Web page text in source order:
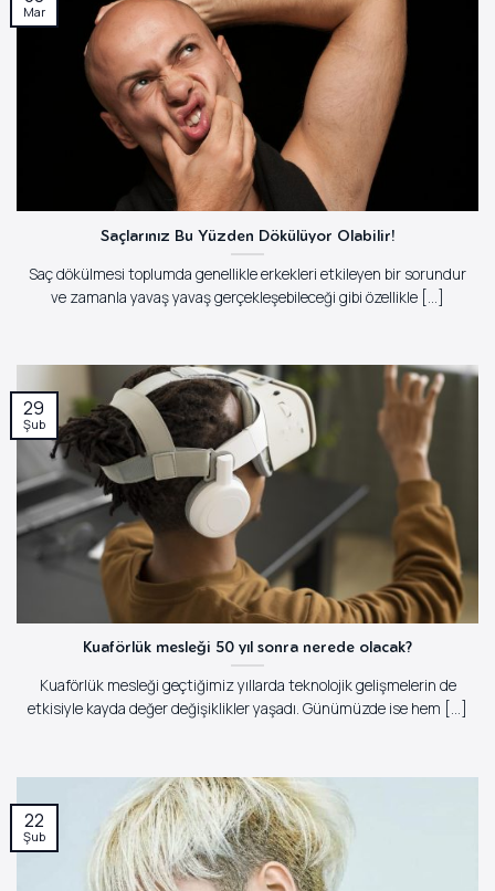
Saçlarınız Bu Yüzden Dökülüyor Olabilir!
Saç dökülmesi toplumda genellikle erkekleri etkileyen bir sorundur
ve zamanla yavaş yavaş gerçekleşebileceği gibi özellikle [...]
Mar
Kuaförlük mesleği 50 yıl sonra nerede olacak?
Kuaförlük mesleği geçtiğimiz yıllarda teknolojik gelişmelerin de
etkisiyle kayda değer değişiklikler yaşadı. Günümüzde ise hem [...]
29
Şub
22
Şub